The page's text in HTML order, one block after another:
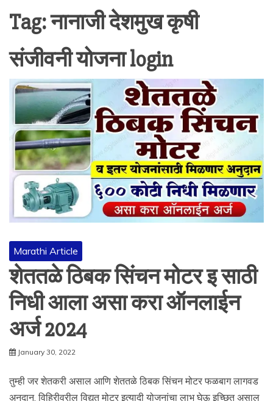
Tag:नानाजी देशमुख कृषी
संजीवनी योजना login
Marathi Article
शेततळे ठिबक सिंचन मोटर इ साठी
निधी आला असा करा ऑनलाईन
अर्ज 2024
January 30, 2022
तुम्ही जर शेतकरी असाल आणि शेततळे ठिबक सिंचन मोटर फळबाग लागवड
अनुदान, विहिरीवरील विद्युत मोटर इत्यादी योजनांचा लाभ घेऊ इच्छित असाल